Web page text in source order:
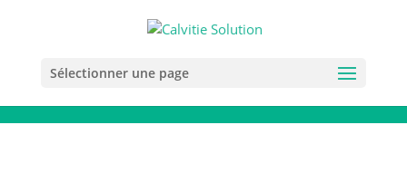
Sélectionner une page